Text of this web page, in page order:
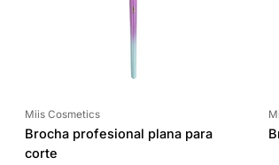
Proveedor:
Miis Cosmetics
Brocha profesional plana para
corte